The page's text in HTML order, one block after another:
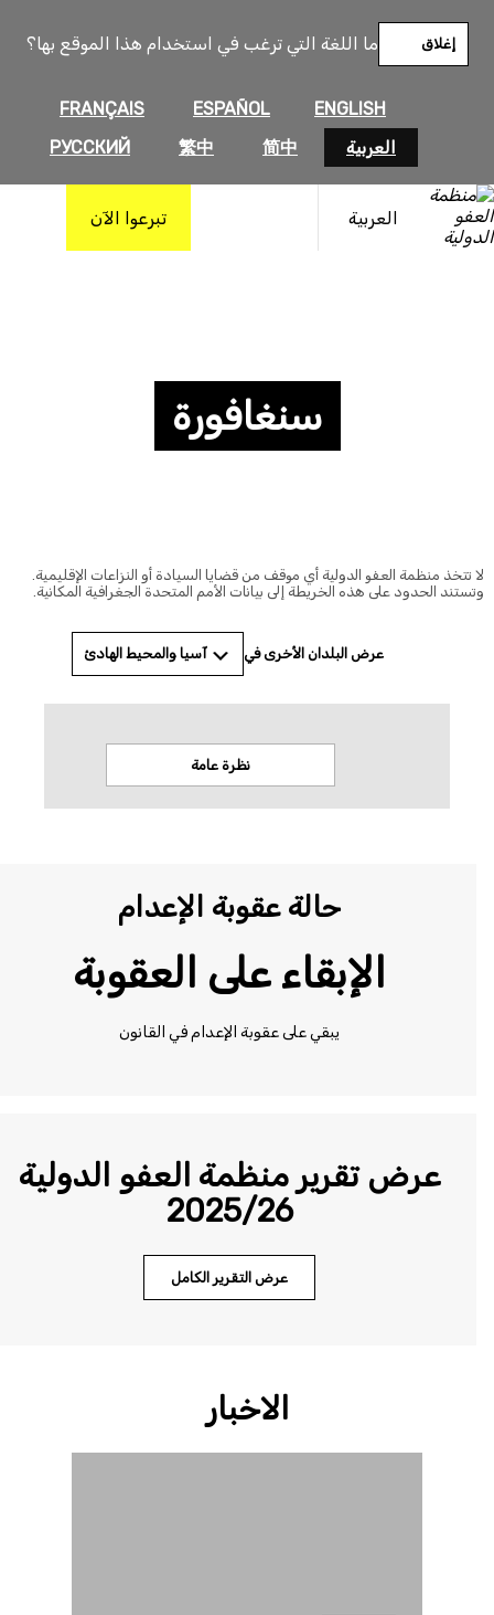
ما اللغة التي ترغب في استخدام هذا الموقع بها؟
ENGLISH
ESPAÑOL
FRANÇAIS
العربية
简中
繁中
РУССКИЙ
إغلاق
العربية تبرعوا الآن
سنغافورة
تتخذ منظمة العفو الدولية أي موقف من قضايا السيادة أو النزاعات الإقليمية.
الحدود على هذه الخريطة إلى بيانات الأمم المتحدة الجغرافية المكانية.
عرض البلدان الأخرى في آسيا والمحيط الهادئ
نظرة عامة
حالة عقوبة الإعدام
الإبقاء على العقوبة
يبقي على عقوبة الإعدام في القانون
عرض تقرير منظمة العفو الدولية
2025/26
عرض التقرير الكامل
الاخبار